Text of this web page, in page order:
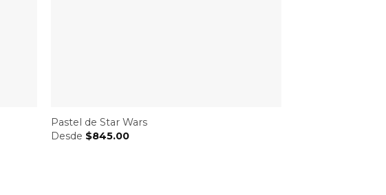
Pastel de Star Wars
Desde $845.00